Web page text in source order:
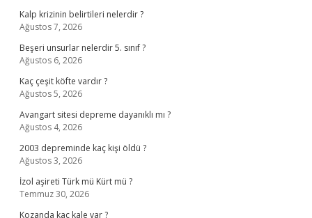
Kalp krizinin belirtileri nelerdir ?
Ağustos 7, 2026
Beşeri unsurlar nelerdir 5. sınıf ?
Ağustos 6, 2026
Kaç çeşit köfte vardır ?
Ağustos 5, 2026
Avangart sitesi depreme dayanıklı mı ?
Ağustos 4, 2026
2003 depreminde kaç kişi öldü ?
Ağustos 3, 2026
İzol aşireti Türk mü Kürt mü ?
Temmuz 30, 2026
Kozanda kaç kale var ?